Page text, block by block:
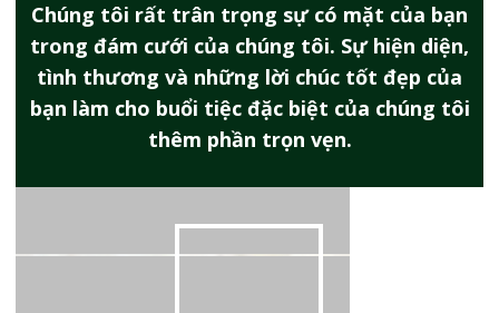
Chúng tôi rất trân trọng sự có mặt của bạn
trong đám cưới của chúng tôi. Sự hiện diện,
tình thương và những lời chúc tốt đẹp của
bạn làm cho buổi tiệc đặc biệt của chúng tôi
thêm phần trọn vẹn.